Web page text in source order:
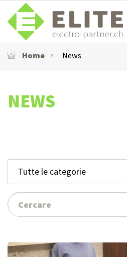
Home News
NEWS
Tutte le categorie